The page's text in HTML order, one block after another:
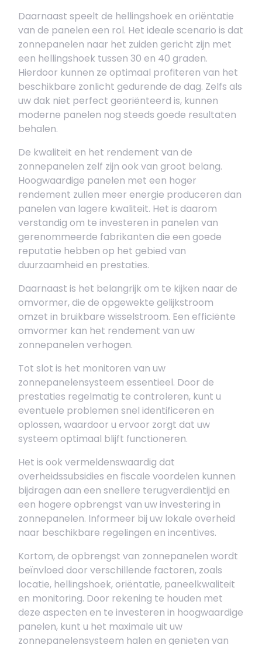
Daarnaast speelt de hellingshoek en oriëntatie
van de panelen een rol. Het ideale scenario is dat
zonnepanelen naar het zuiden gericht zijn met
een hellingshoek tussen 30 en 40 graden.
Hierdoor kunnen ze optimaal profiteren van het
beschikbare zonlicht gedurende de dag. Zelfs als
uw dak niet perfect georiënteerd is, kunnen
moderne panelen nog steeds goede resultaten
behalen.
De kwaliteit en het rendement van de
zonnepanelen zelf zijn ook van groot belang.
Hoogwaardige panelen met een hoger
rendement zullen meer energie produceren dan
panelen van lagere kwaliteit. Het is daarom
verstandig om te investeren in panelen van
gerenommeerde fabrikanten die een goede
reputatie hebben op het gebied van
duurzaamheid en prestaties.
Daarnaast is het belangrijk om te kijken naar de
omvormer, die de opgewekte gelijkstroom
omzet in bruikbare wisselstroom. Een efficiënte
omvormer kan het rendement van uw
zonnepanelen verhogen.
Tot slot is het monitoren van uw
zonnepanelensysteem essentieel. Door de
prestaties regelmatig te controleren, kunt u
eventuele problemen snel identificeren en
oplossen, waardoor u ervoor zorgt dat uw
systeem optimaal blijft functioneren.
Het is ook vermeldenswaardig dat
overheidssubsidies en fiscale voordelen kunnen
bijdragen aan een snellere terugverdientijd en
een hogere opbrengst van uw investering in
zonnepanelen. Informeer bij uw lokale overheid
naar beschikbare regelingen en incentives.
Kortom, de opbrengst van zonnepanelen wordt
beïnvloed door verschillende factoren, zoals
locatie, hellingshoek, oriëntatie, paneelkwaliteit
en monitoring. Door rekening te houden met
deze aspecten en te investeren in hoogwaardige
panelen, kunt u het maximale uit uw
zonnepanelensysteem halen en genieten van